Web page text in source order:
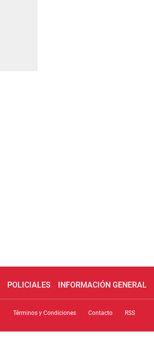
POLICIALES INFORMACIÓN GENERAL
Términos y Condiciones Contacto RSS